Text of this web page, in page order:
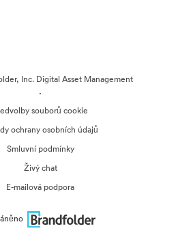
Inc. Digital Asset Management
·
souborů cookie
ochrany osobních údajů
Smluvní podmínky
Živý chat
E-mailová podpora